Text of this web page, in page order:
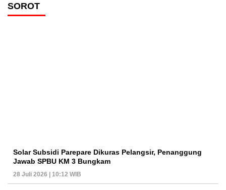
SOROT
Solar Subsidi Parepare Dikuras Pelangsir, Penanggung
Jawab SPBU KM 3 Bungkam
28 Juli 2026 | 10:12 WIB